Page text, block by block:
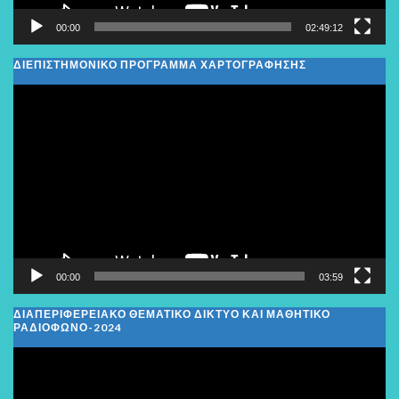
00:00 02:49:12
ΔΙΕΠΙΣΤΗΜΟΝΙΚΟ ΠΡΟΓΡΑΜΜΑ ΧΑΡΤΟΓΡΑΦΗΣΗΣ
00:00 03:59
ΔΙΑΠΕΡΙΦΕΡΕΙΑΚΌ ΘΕΜΑΤΙΚΌ ΔΊΚΤΥΟ ΚΑΙ ΜΑΘΗΤΙΚΌ
ΡΑΔΙΌΦΩΝΟ-2024